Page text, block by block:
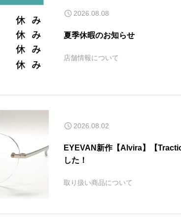
2026.08.08
夏季休暇のお知らせ
店舗情報について
2026.08.02
EYEVAN新作【Alvira】【
した！
取り扱い商品について